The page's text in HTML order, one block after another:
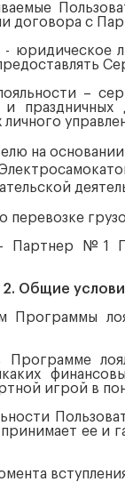
договора с
юридическое
–
на
перевозке
- Партнер №1
2. Общие
Программы
Программе
игрой в
ее и